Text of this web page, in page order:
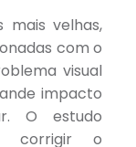
mais velhas,
com o
visual
impacto
O estudo
corrigir o